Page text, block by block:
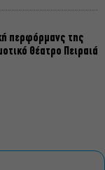
περφόρμανς της
Θέατρο Πειραιά